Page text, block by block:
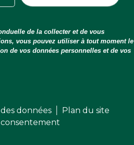
de la collecter et de vous
vous pouvez utiliser à tout moment le
de vos données personnelles et de vos
données
Plan du site
consentement